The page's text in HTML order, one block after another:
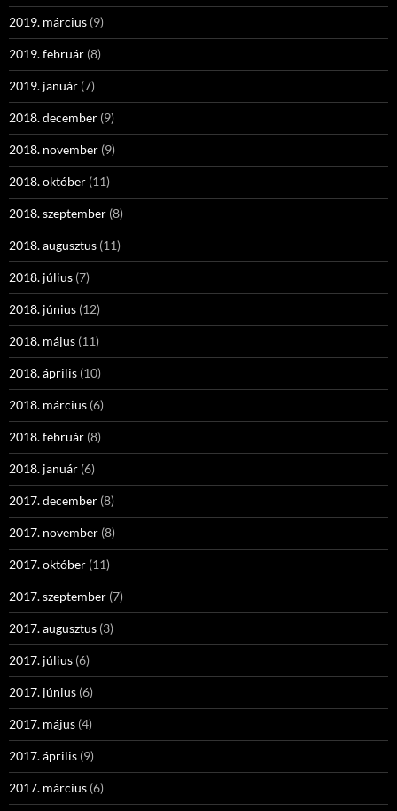
2019. március (9)
2019. február (8)
2019. január (7)
2018. december (9)
2018. november (9)
2018. október (11)
2018. szeptember (8)
2018. augusztus (11)
2018. július (7)
2018. június (12)
2018. május (11)
2018. április (10)
2018. március (6)
2018. február (8)
2018. január (6)
2017. december (8)
2017. november (8)
2017. október (11)
2017. szeptember (7)
2017. augusztus (3)
2017. július (6)
2017. június (6)
2017. május (4)
2017. április (9)
2017. március (6)